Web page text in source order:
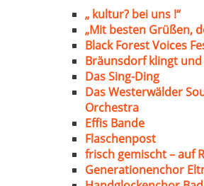
„ kultur? bei uns !“
„Mit besten Grüßen,
Black Forest Voices
Bräunsdorf klingt
Das Sing-Ding
Das Westerwälder
Orchestra
Effis Bande
Flaschenpost
frisch gemischt – auf
Generationenchor